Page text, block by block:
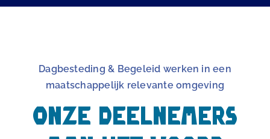
Dagbesteding & Begeleid werken in een
maatschappelijk relevante omgeving
Onze deelnemers